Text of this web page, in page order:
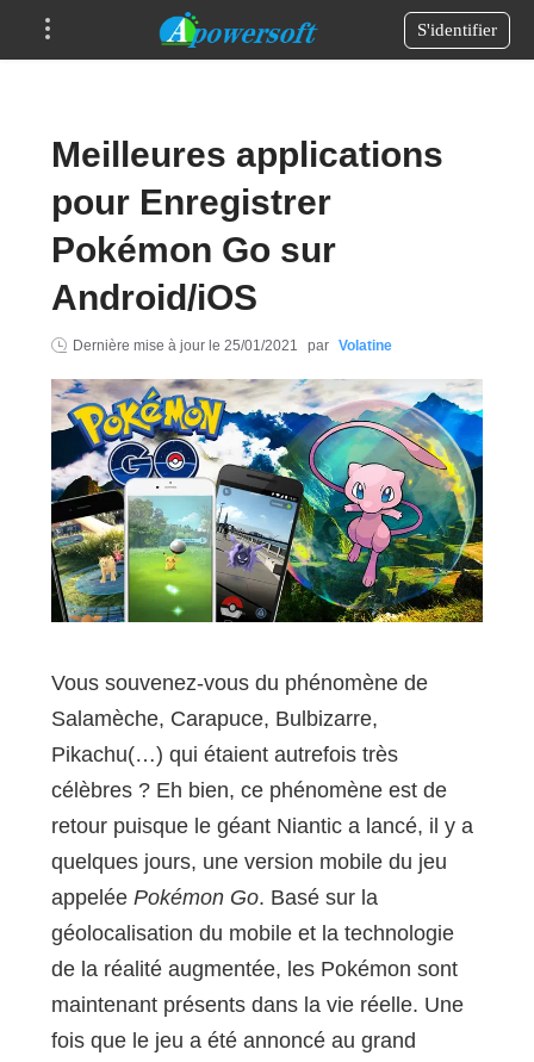
S'identifier
Meilleures applications
pour Enregistrer
Pokémon Go sur
Android/iOS
Dernière mise à jour le 25/01/2021 par Volatine
Vous souvenez-vous du phénomène de
Salamèche, Carapuce, Bulbizarre,
Pikachu(…) qui étaient autrefois très
célèbres ? Eh bien, ce phénomène est de
retour puisque le géant Niantic a lancé, il y a
quelques jours, une version mobile du jeu
appelée Pokémon Go. Basé sur la
géolocalisation du mobile et la technologie
de la réalité augmentée, les Pokémon sont
maintenant présents dans la vie réelle. Une
fois que le jeu a été annoncé au grand